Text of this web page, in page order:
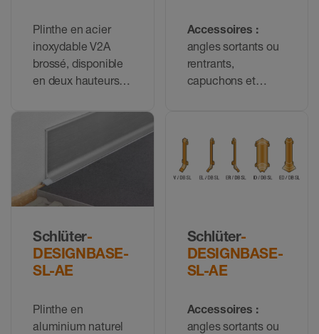
Plinthe en acier
inoxydable V2A
brossé, disponible
en deux hauteurs
Accessoires :
angles sortants ou
rentrants,
capuchons et
EB
Schlüter-
DESIGNBASE-
SL-AE
Plinthe en
aluminium naturel
Schlüter-
DESIGNBASE-
SL-AE
Accessoires :
angles sortants ou